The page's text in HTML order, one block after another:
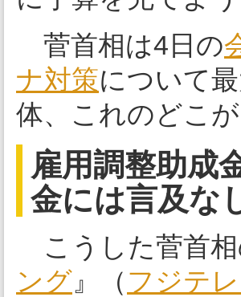
菅首相は4日の
ナ対策について
体、これのどこ
雇用調整助成
金には言及な
こうした菅首相
ング 』（ フジテ